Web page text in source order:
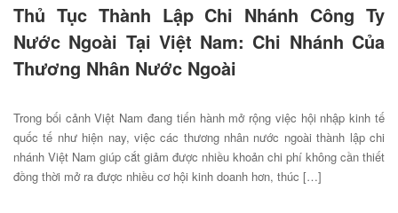
Thủ Tục Thành Lập Chi Nhánh Công Ty
Nước Ngoài Tại Việt Nam: Chi Nhánh Của
Thương Nhân Nước Ngoài
Trong bối cảnh Việt Nam đang tiến hành mở rộng việc hội nhập kinh tế
quốc tế như hiện nay, việc các thương nhân nước ngoài thành lập chi
nhánh Việt Nam giúp cắt giảm được nhiều khoản chi phí không cần thiết
đồng thời mở ra được nhiều cơ hội kinh doanh hơn, thúc […]